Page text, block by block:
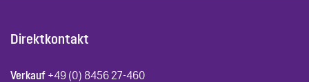
Direktkontakt
Verkauf +49 (0) 8456 27-460